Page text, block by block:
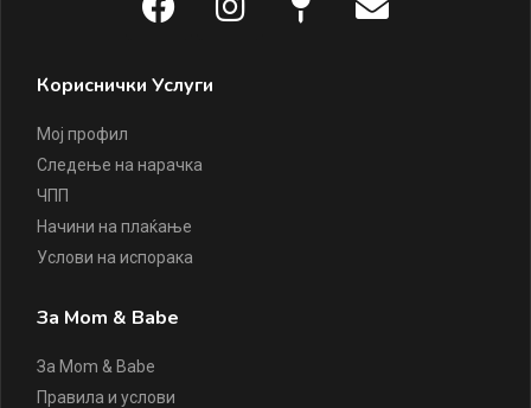
Кориснички Услуги
Мој профил
Следење на нарачка
ЧПП
Начини на плаќање
Услови на испорака
За Mom & Babe
За Mom & Babe
Правила и услови